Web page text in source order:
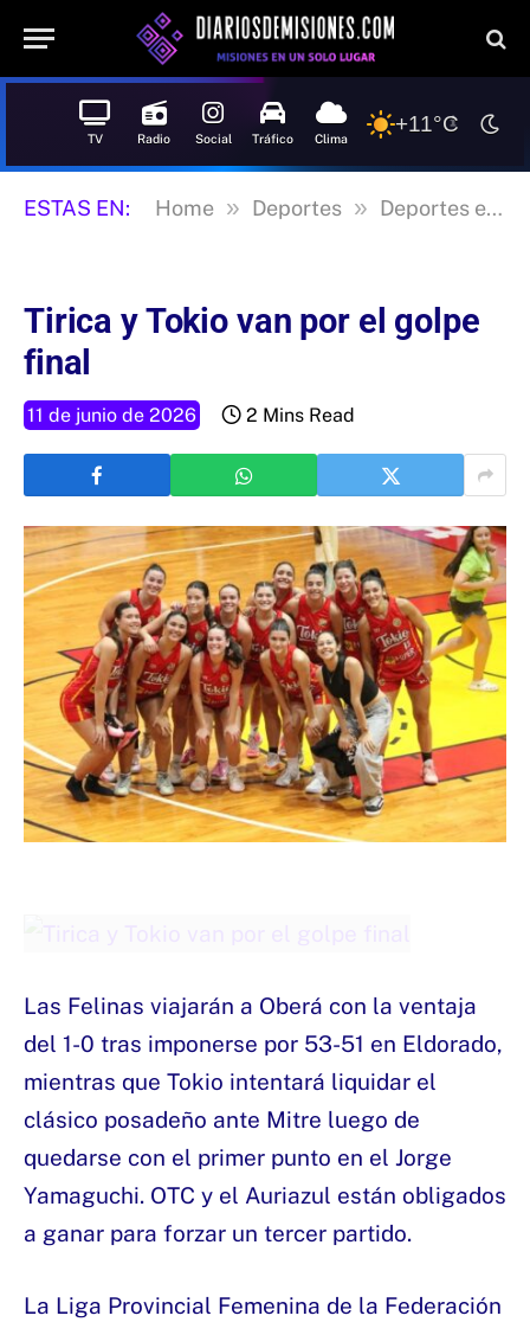
TV Radio Social Tráfico Clima
+11°C
ESTAS EN: Home » Deportes » Deportes en Misiones
Tirica y Tokio van por el golpe
final
11 de junio de 2026 2 Mins Read
Las Felinas viajarán a Oberá con la ventaja
del 1-0 tras imponerse por 53-51 en Eldorado,
mientras que Tokio intentará liquidar el
clásico posadeño ante Mitre luego de
quedarse con el primer punto en el Jorge
Yamaguchi. OTC y el Auriazul están obligados
a ganar para forzar un tercer partido.
La Liga Provincial Femenina de la Federación